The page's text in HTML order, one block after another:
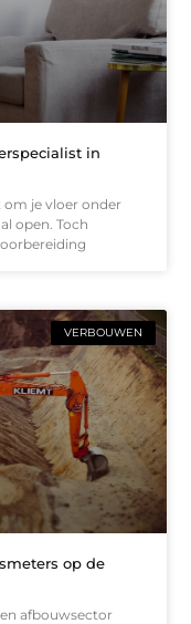
in
je vloer onder
open. Toch
VERBOUWEN
op de
afbouwsector